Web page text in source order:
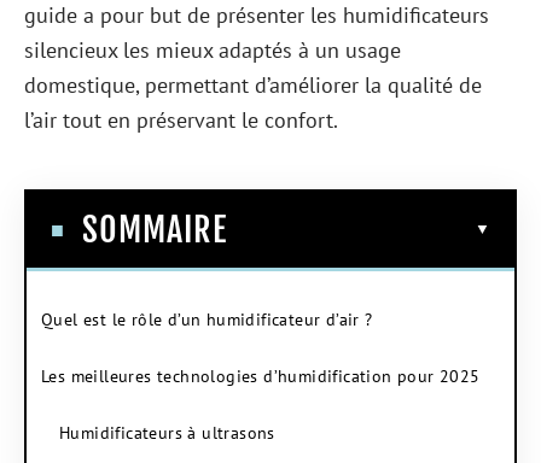
guide a pour but de présenter les humidificateurs
silencieux les mieux adaptés à un usage
domestique, permettant d’améliorer la qualité de
l’air tout en préservant le confort.
SOMMAIRE
Quel est le rôle d’un humidificateur d’air ?
Les meilleures technologies d’humidification pour 2025
Humidificateurs à ultrasons